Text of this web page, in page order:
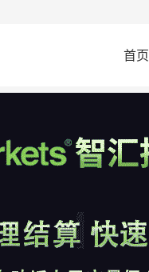
首页